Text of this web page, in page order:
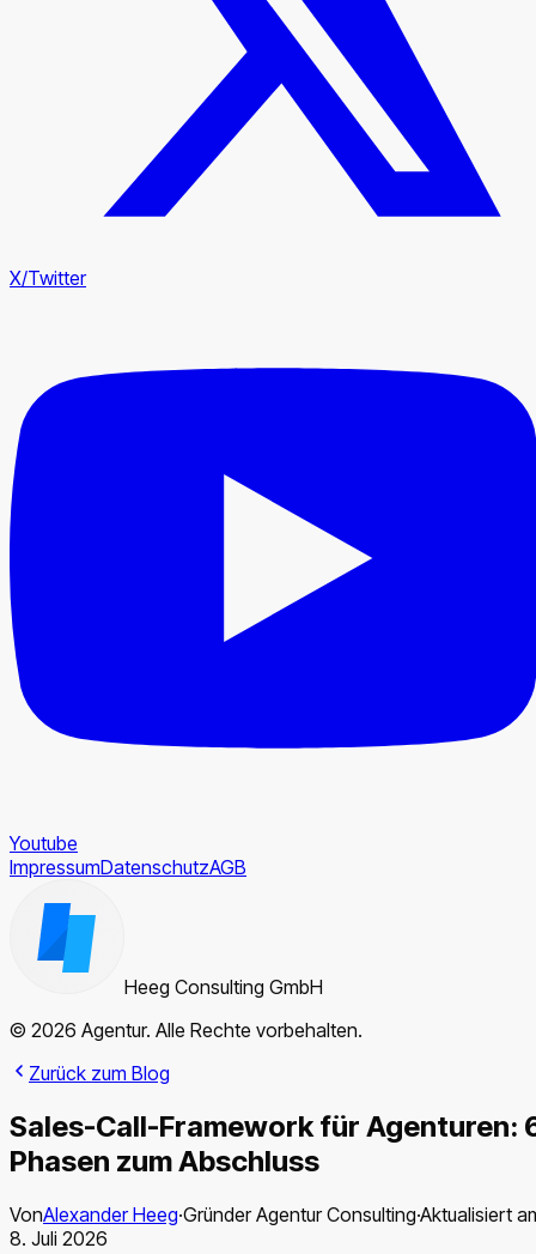
X/Twitter
Youtube
ImpressumDatenschutzAGB
Heeg Consulting GmbH
© 2026 Agentur. Alle Rechte vorbehalten.
Zurück zum Blog
Sales-Call-Framework für Agenturen:
Phasen zum Abschluss
VonAlexander Heeg·Gründer Agentur Consulting·Aktualisiert
8. Juli 2026